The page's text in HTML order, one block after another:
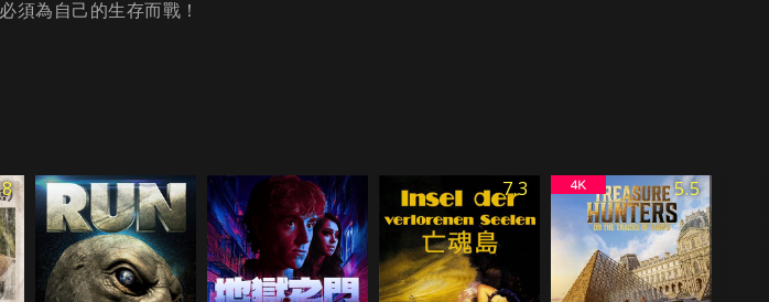
須為自己的生存而戰！
7.3 5.5